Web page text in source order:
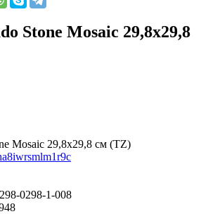
Stone Mosaic 29,8x29,8
Mosaic 29,8x29,8 см (TZ)
0298-1-008